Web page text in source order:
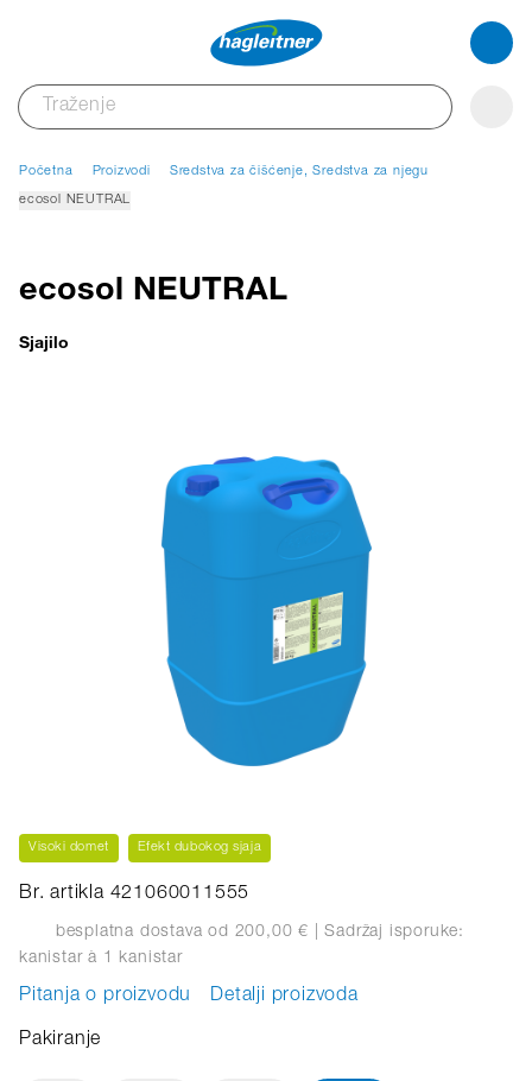
Početna Proizvodi Sredstva za čišćenje, Sredstva za njegu
ecosol NEUTRAL
ecosol NEUTRAL
Sjajilo
Visoki domet Efekt dubokog sjaja
Br. artikla 421060011555
besplatna dostava od 200,00 € | Sadržaj isporuke:
kanistarà 1 kanistar
Pitanja o proizvodu Detalji proizvoda
Pakiranje